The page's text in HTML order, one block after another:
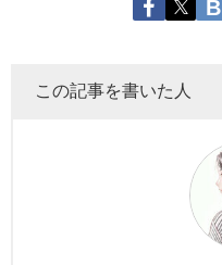
この記事を書いた人